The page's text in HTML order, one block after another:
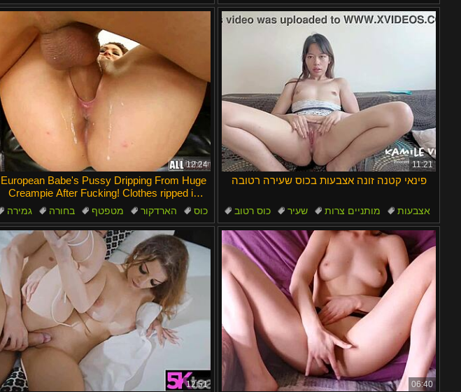
סקס קשוח
צ'כי
12:24
European Babe's Pussy Dripping From Huge
Creampie After Fucking! Clothes ripped in
hardcore action.
גמירה בחורה מטפטף הארדקור כוס
11:21
פינאי קטנה זונה אצבעות בכוס שעירה רטובה
כוס רטוב שעיר מותניים צרות
אצבעות
סופטקור
12:51 06:40